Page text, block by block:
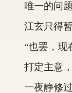
唯一的问题
江玄只得暂
“也罢，现在
打定主意，
一夜静修过